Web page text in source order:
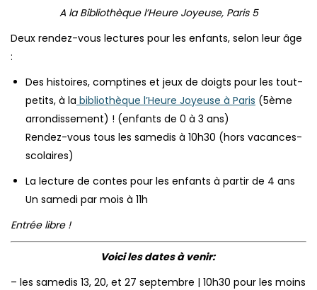
A la Bibliothèque l’Heure Joyeuse, Paris 5
Deux rendez-vous lectures pour les enfants, selon leur âge
:
Des histoires, comptines et jeux de doigts pour les tout-
petits, à la bibliothèque l’Heure Joyeuse à Paris (5ème
arrondissement) ! (enfants de 0 à 3 ans)
Rendez-vous tous les samedis à 10h30 (hors vacances-
scolaires)
La lecture de contes pour les enfants à partir de 4 ans
Un samedi par mois à 11h
Entrée libre !
Voici les dates à venir:
– les samedis 13, 20, et 27 septembre | 10h30 pour les moins